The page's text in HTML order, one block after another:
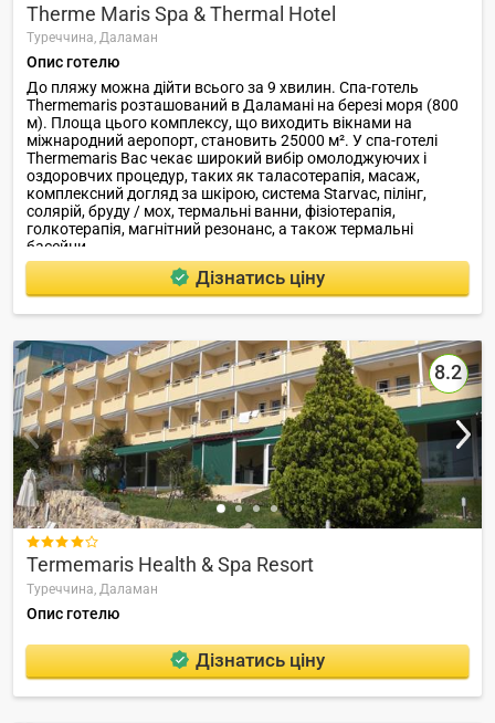
Therme Maris Spa & Thermal Hotel
Туреччина, Даламан
Опис готелю
До пляжу можна дійти всього за 9 хвилин. Спа-готель
Thermemaris розташований в Даламані на березі моря (800
м). Площа цього комплексу, що виходить вікнами на
міжнародний аеропорт, становить 25000 м². У спа-готелі
Thermemaris Вас чекає широкий вибір омолоджуючих і
оздоровчих процедур, таких як таласотерапія, масаж,
комплексний догляд за шкірою, система Starvac, пілінг,
солярій, бруду / мох, термальні ванни, фізіотерапія,
голкотерапія, магнітний резонанс, а також термальні
басейни .
Дізнатись ціну
8.2

Termemaris Health & Spa Resort
Туреччина, Даламан
Опис готелю
Дізнатись ціну